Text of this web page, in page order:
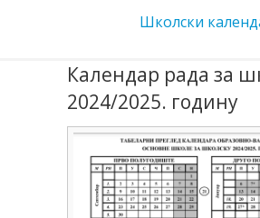
Школски
Календар рада за
2024/2025. годину